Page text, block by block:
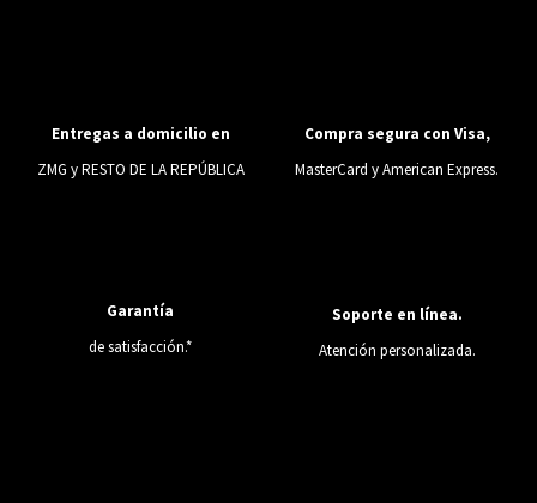
Entregas a domicilio en
ZMG y RESTO DE LA REPÚBLICA
Compra segura con Visa,
MasterCard y American Express.
Garantía
de satisfacción.*
Soporte en línea.
Atención personalizada.